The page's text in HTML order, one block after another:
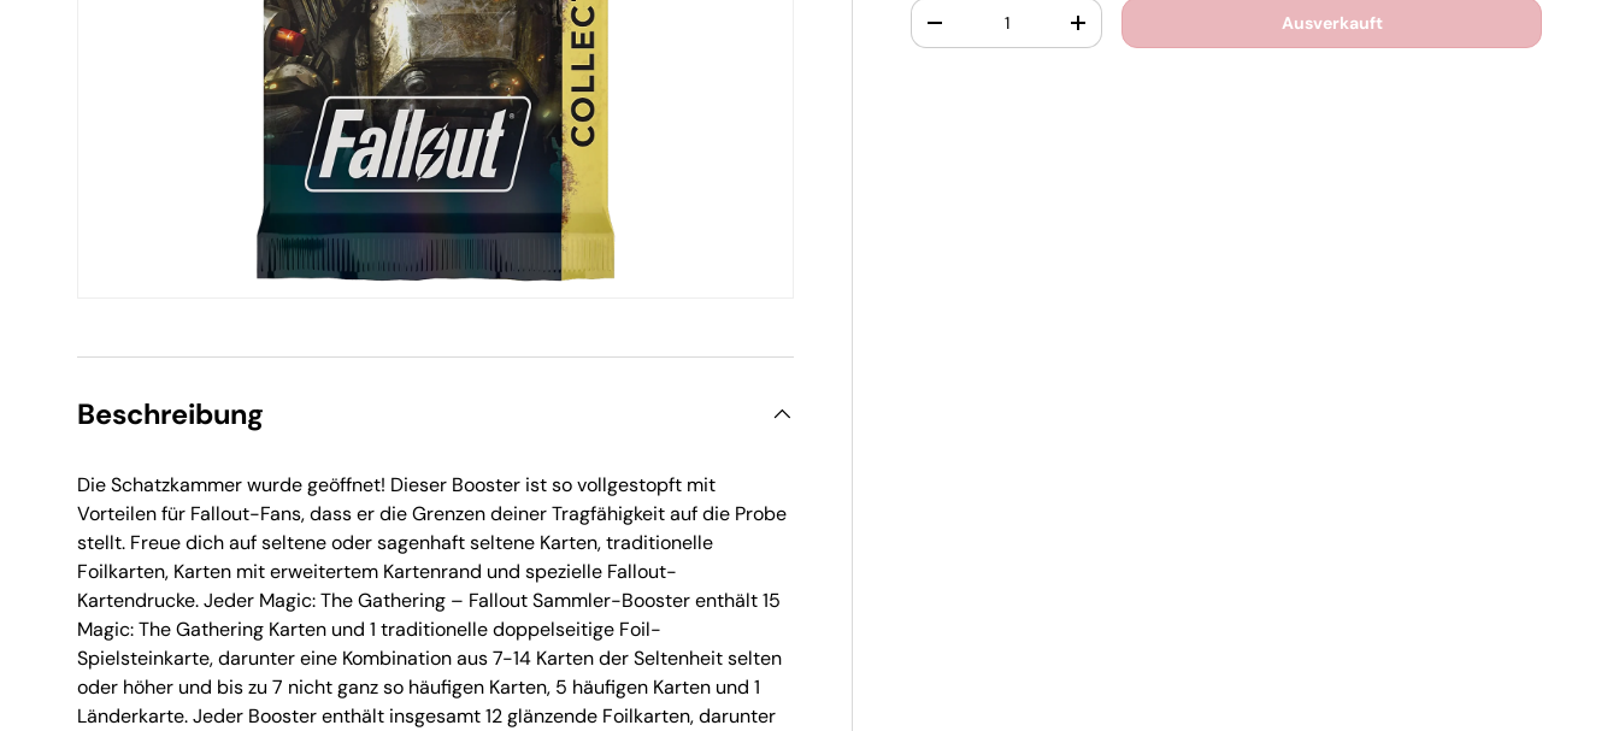
Anzahl
-
+ Ausverkauft
Beschreibung
Die Schatzkammer wurde geöffnet! Dieser Booster ist so vollgestopft mit
Vorteilen für Fallout-Fans, dass er die Grenzen deiner Tragfähigkeit auf die Probe
stellt. Freue dich auf seltene oder sagenhaft seltene Karten, traditionelle
Foilkarten, Karten mit erweitertem Kartenrand und spezielle Fallout-
Kartendrucke. Jeder Magic: The Gathering – Fallout Sammler-Booster enthält 15
Magic: The Gathering Karten und 1 traditionelle doppelseitige Foil-
Spielsteinkarte, darunter eine Kombination aus 7-14 Karten der Seltenheit selten
oder höher und bis zu 7 nicht ganz so häufigen Karten, 5 häufigen Karten und 1
Länderkarte. Jeder Booster enthält insgesamt 12 glänzende Foilkarten, darunter